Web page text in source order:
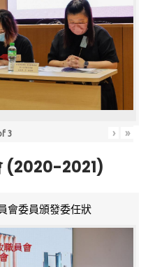
3 › »
(2020-2021)
會委員頒發委任狀